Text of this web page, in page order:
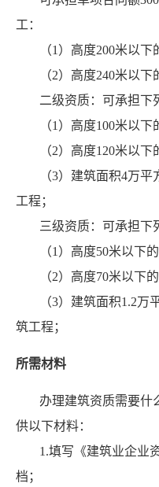
工：
（1）高度200米以
（2）高度240米以下
二级资质：可承担下
（1）高度100米以
（2）高度120米以下
（3）建筑面积4万
工程；
三级资质：可承担下
（1）高度50米以下
（2）高度70米以下
（3）建筑面积1.2
筑工程；
所需材料
办理建筑资质需要什
供以下材料：
1.填写《建筑业企业
档；